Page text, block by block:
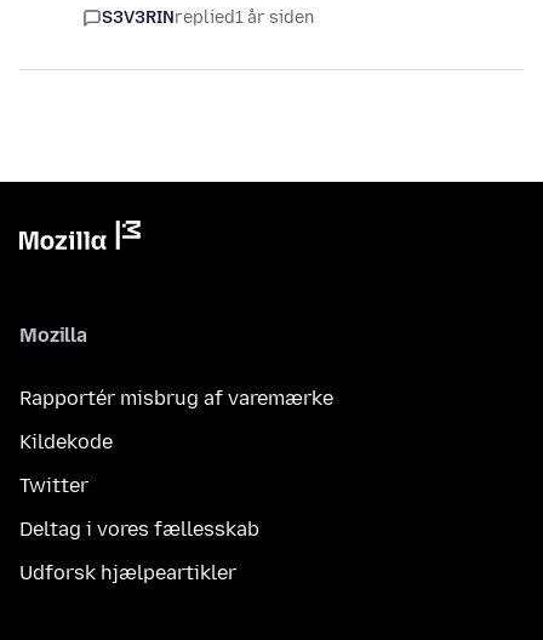
S3V3RINreplied1 år siden
Mozilla
Rapportér misbrug af varemærke
Kildekode
Twitter
Deltag i vores fællesskab
Udforsk hjælpeartikler